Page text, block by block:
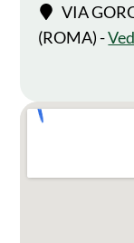
VIA
(ROMA) -